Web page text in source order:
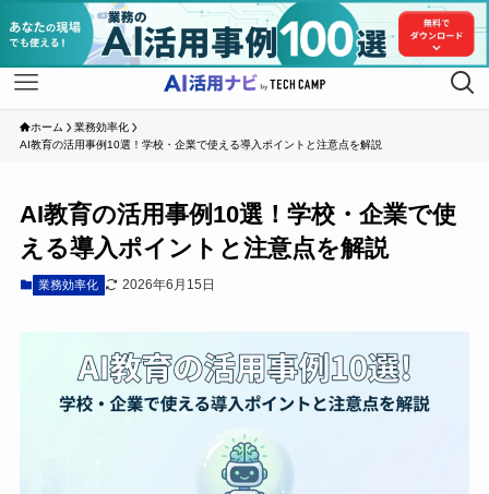
ホーム
業務効率化
AI教育の活用事例10選！学校・企業で使える導入ポイントと注意点を解説
AI教育の活用事例10選！学校・企業で使
える導入ポイントと注意点を解説
業務効率化 2026年6月15日